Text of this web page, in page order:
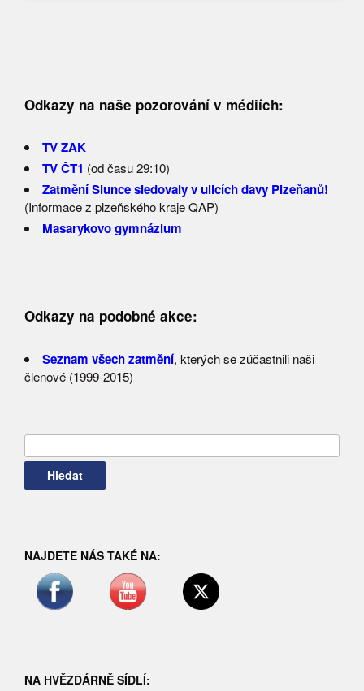
Odkazy na naše pozorování v médiích:
TV ZAK
TV ČT1 (od času 29:10)
Zatmění Slunce sledovaly v ulicích davy Plzeňanů!
(Informace z plzeňského kraje QAP)
Masarykovo gymnázium
Odkazy na podobné akce:
Seznam všech zatmění, kterých se zúčastnili naši
členové (1999-2015)
NAJDETE NÁS TAKÉ NA:
NA HVĚZDÁRNĚ SÍDLÍ: